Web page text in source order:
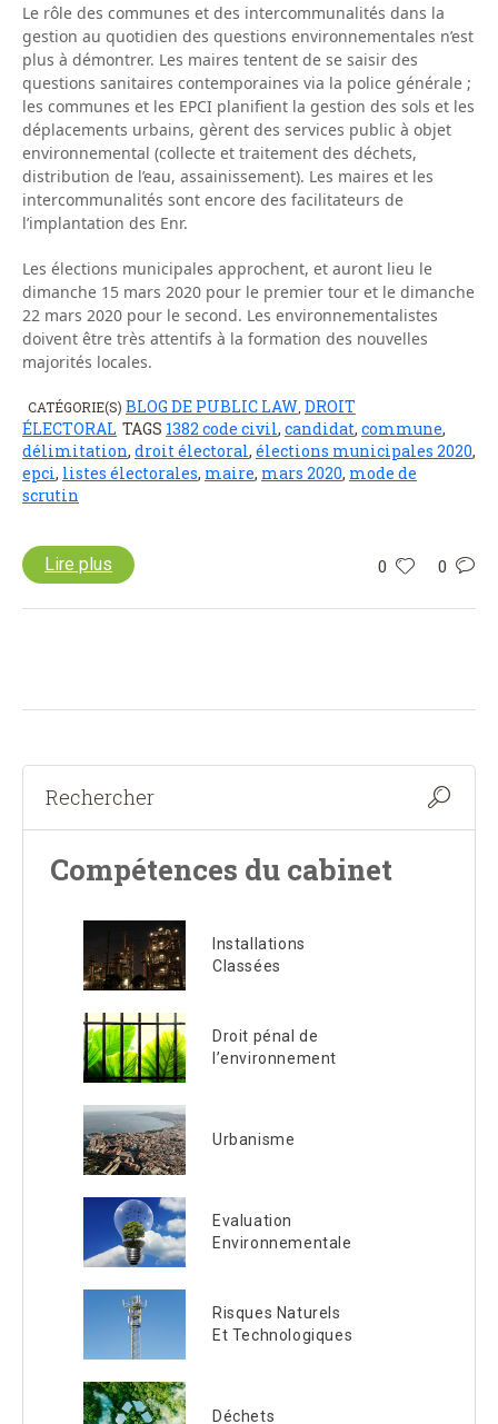
Le rôle des communes et des intercommunalités dans la
gestion au quotidien des questions environnementales n’est
plus à démontrer. Les maires tentent de se saisir des
questions sanitaires contemporaines via la police générale ;
les communes et les EPCI planifient la gestion des sols et les
déplacements urbains, gèrent des services public à objet
environnemental (collecte et traitement des déchets,
distribution de l’eau, assainissement). Les maires et les
intercommunalités sont encore des facilitateurs de
l’implantation des Enr.
Les élections municipales approchent, et auront lieu le
dimanche 15 mars 2020 pour le premier tour et le dimanche
22 mars 2020 pour le second. Les environnementalistes
doivent être très attentifs à la formation des nouvelles
majorités locales.
CATÉGORIE(S) BLOG DE PUBLIC LAW DROIT
ÉLECTORAL TAGS 1382 code civil, candidat, commune,
délimitation, droit électoral, élections municipales 2020,
epci, listes électorales, maire, mars 2020, mode de
scrutin
0 0
Lire plus
Compétences du cabinet
Installations
Classées
Droit pénal de
l’environnement
Urbanisme
Evaluation
Environnementale
Risques Naturels
Et Technologiques
Déchets